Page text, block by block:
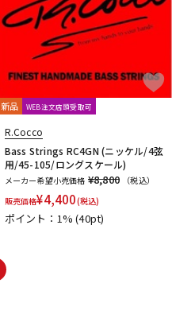
新品 WEB注文店頭受取可
R.Cocco
Bass Strings RC4GN (ニッケル/4弦
用/45-105/ロングスケール)
メーカー希望小売価格 ¥8,800
（税込）
販売価格¥4,400(税込)
ポイント：1%(40pt)